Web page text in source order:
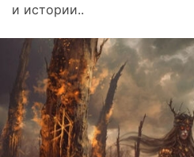
и истории..